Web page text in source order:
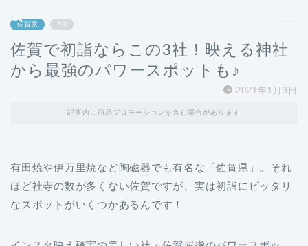
佐賀県 PR
佐賀で初詣ならこの3社！映える神社
から最強のパワースポットも♪
2021年1月3日
記事内に商品プロモーションを含む場合があります
有田焼や伊万里焼など陶磁器でも有名な「佐賀県」。それ
ほど社寺の数が多くない佐賀ですが、実は初詣にピッタリ
なスポットがいくつかあるんです！